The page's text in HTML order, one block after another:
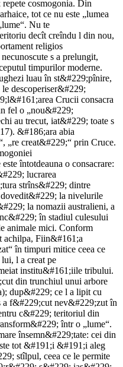
cosmogonia. Din
tot ce nu este „lumea
Nu te
decît creîndu l din nou,
religios
s a prelungit,
timpurilor moderne.
luau în st&#229;pînire,
descoperiser&#229;
Crucii consacra
fel o „nou&#229;
au trecut, iat&#229; toate s
&#186;ara abia
„re creat&#229;“ prin Cruce.
întotdeauna o consacrare:
lucrarea
strîns&#229; dintre
la nivelurile
la nomazii australieni, a
în stadiul culesului
animale mici. Conform
achilpa, Fiin&#161;a
în timpuri mitice ceea ce
l a creat pe
institu&#161;iile tribului.
din trunchiul unui arbore
dup&#229; ce l a lipit cu
f&#229;cut nev&#229;zut în
c&#229; teritoriul din
într o „lume“.
însemn&#229;tate: cei din
tot &#191;i &#191;i aleg
stîlpul, ceea ce le permite